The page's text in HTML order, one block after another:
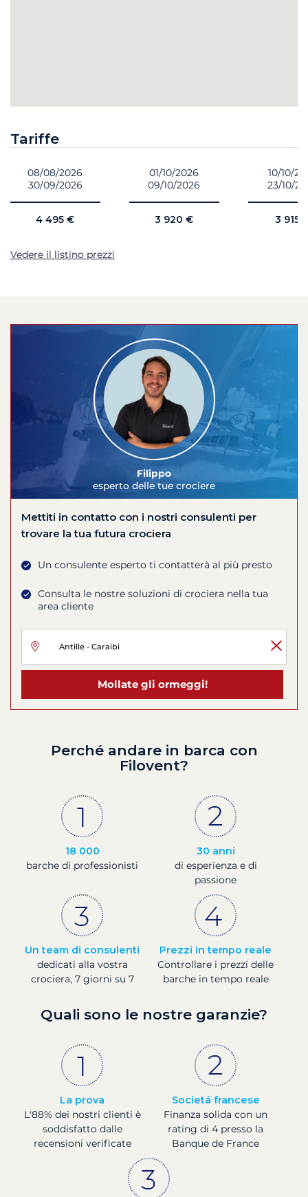
Tariffe
08/08/2026
30/09/2026
4 495 €
01/10/2026
09/10/2026
3 920 €
10/10/
23/10/
3 915
Vedere il listino prezzi
Filippo
esperto delle tue crociere
Mettiti in contatto con i nostri consulenti per
trovare la tua futura crociera
Un consulente esperto ti contatterà al più presto
Consulta le nostre soluzioni di crociera nella tua
area cliente
Mollate gli ormeggi!
Perché andare in barca con
Filovent?
18 000
barche di professionisti
30 anni
di esperienza e di
passione
Un team di consulenti
dedicati alla vostra
crociera, 7 giorni su 7
Prezzi in tempo reale
Controllare i prezzi delle
barche in tempo reale
Quali sono le nostre garanzie?
La prova
L'88% dei nostri clienti è
soddisfatto dalle
recensioni verificate
Societá francese
Finanza solida con un
rating di 4 presso la
Banque de France